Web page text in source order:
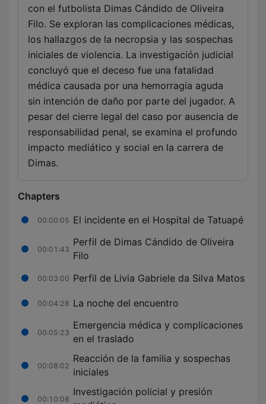
con el futbolista Dimas Cándido de Oliveira
Filo. Se exploran las complicaciones médicas,
los hallazgos de la necropsia y las sospechas
iniciales de violencia. La investigación judicial
concluyó que el deceso fue una fatalidad
médica causada por una hemorragia aguda
sin intención de daño por parte del jugador. A
pesar del cierre legal del caso por ausencia de
responsabilidad penal, se examina el profundo
impacto mediático y social en la carrera de
Dimas.
Chapters
00:00:05 El incidente en el Hospital de Tatuapé
00:01:43
Perfil de Dimas Cándido de Oliveira
Filo
00:03:00 Perfil de Livia Gabriele da Silva Matos
00:04:28 La noche del encuentro
00:05:23
Emergencia médica y complicaciones
en el traslado
00:08:02
Reacción de la familia y sospechas
iniciales
00:10:08
Investigación policial y presión